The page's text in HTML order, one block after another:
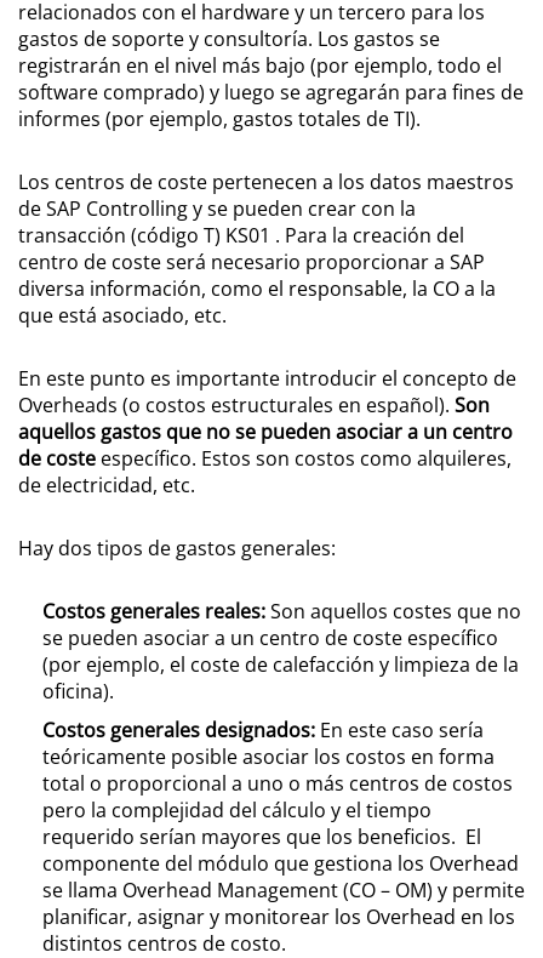
relacionados con el hardware y un tercero para los
gastos de soporte y consultoría. Los gastos se
registrarán en el nivel más bajo (por ejemplo, todo el
software comprado) y luego se agregarán para fines de
informes (por ejemplo, gastos totales de TI).
Los centros de coste pertenecen a los datos maestros
de SAP Controlling y se pueden crear con la
transacción (código T) KS01 . Para la creación del
centro de coste será necesario proporcionar a SAP
diversa información, como el responsable, la CO a la
que está asociado, etc.
En este punto es importante introducir el concepto de
Overheads (o costos estructurales en español). Son
aquellos gastos que no se pueden asociar a un centro
de coste específico. Estos son costos como alquileres,
de electricidad, etc.
Hay dos tipos de gastos generales:
Costos generales reales:Son aquellos costes que no
se pueden asociar a un centro de coste específico
(por ejemplo, el coste de calefacción y limpieza de la
oficina).
Costos generales designados: En este caso sería
teóricamente posible asociar los costos en forma
total o proporcional a uno o más centros de costos
pero la complejidad del cálculo y el tiempo
requerido serían mayores que los beneficios. El
componente del módulo que gestiona los Overhead
se llama Overhead Management (CO – OM) y permite
planificar, asignar y monitorear los Overhead en los
distintos centros de costo.